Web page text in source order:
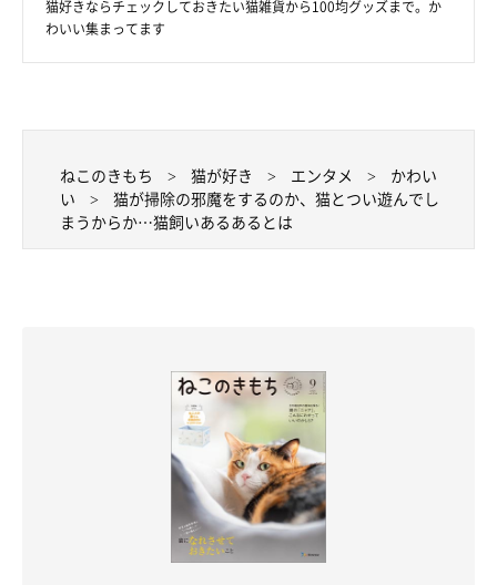
猫好きならチェックしておきたい猫雑貨から100均グッズまで。か
わいい集まってます
ねこのきもち 猫が好き エンタメ
かわい
い
猫が掃除の邪魔をするのか、猫とつい遊んでし
まうからか…猫飼いあるあるとは